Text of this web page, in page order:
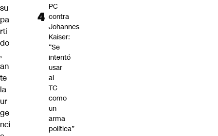
su
pa
rti
do
,
an
te
la
ur
ge
nci
PC
contra
Johannes
Kaiser:
“Se
intentó
usar
al
TC
como
un
arma
política”